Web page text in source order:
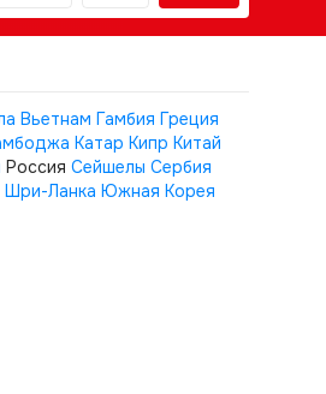
Вьетнам Гамбия Греция
Катар Кипр Китай
Россия Сейшелы Сербия
Шри-Ланка Южная Корея